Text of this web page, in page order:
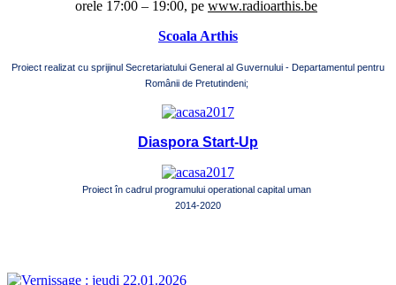
orele 17:00 – 19:00, pe www.radioarthis.be
Scoala Arthis
Proiect realizat cu sprijinul Secretariatului General al Guvernului - Departamentul pentru
Românii de Pretutindeni;
Diaspora Start-Up
Proiect în cadrul programului operational capital uman
2014-2020